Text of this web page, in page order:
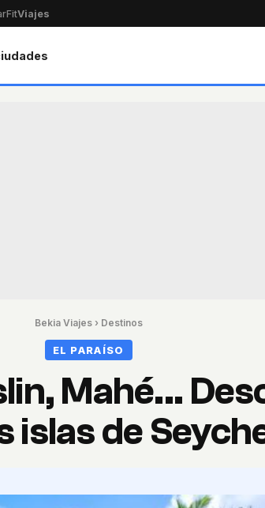
FitViajes
Bekia Viajes› Destinos
EL PARAÍSO
Mahé...
islas de